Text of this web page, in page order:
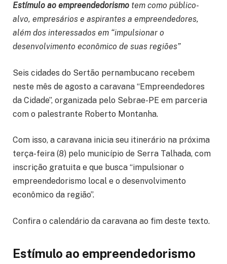
Estímulo ao empreendedorismo tem como público-
alvo, empresários e aspirantes a empreendedores,
além dos interessados em “impulsionar o
desenvolvimento econômico de suas regiões”
Seis cidades do Sertão pernambucano recebem
neste mês de agosto a caravana “Empreendedores
da Cidade”, organizada pelo Sebrae-PE em parceria
com o palestrante Roberto Montanha.
Com isso, a caravana inicia seu itinerário na próxima
terça-feira (8) pelo município de Serra Talhada, com
inscrição gratuita e que busca “impulsionar o
empreendedorismo local e o desenvolvimento
econômico da região”.
Confira o calendário da caravana ao fim deste texto.
Estímulo ao empreendedorismo